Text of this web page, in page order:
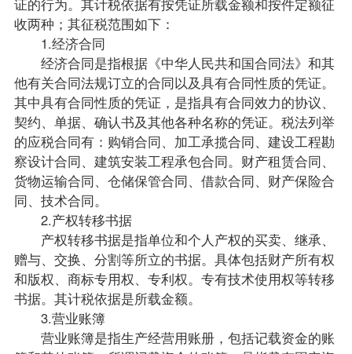
收两种；其征税范围如下：
1.经济合同
经济合同是指根据《中华人民共和国合同法》和其
他有关合同法规订立的合同以及具有合同性质的凭证。
其中具有合同性质的凭证，是指具有合同效力的协议、
契约、单据、确认书及其他各种名称的凭证。 税法列举
的应税合同有：购销合同、加工承揽合同、建设工程勘
察设计合同、建筑安装工程承包合同。财产租赁合同、
货物运输合同、仓储保管合同、借款合同、财产保险合
同、技术合同。
2.产权转移书据
产权转移书据是指单位和个人产权的买卖、继承、
赠与、交换、分割等所立的书据。具体包括财产所有权
和版权、商标专用权、专利权。专有技术使用权等转移
书据。其计税依据是所载金额。
3.营业账簿
营业账簿是指生产经营用账册，包括记载资金的账